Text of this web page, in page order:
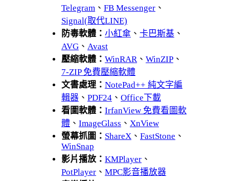
Telegram 、 FB Messenger 、
Signal(取代LINE)
防毒軟體： 小紅傘 、 卡巴斯基 、
AVG 、 Avast
壓縮軟體： WinRAR、 WinZIP 、
7-ZIP 免費壓縮軟體
文書處理： NotePad++ 純文字編
輯器 、 PDF24 、 Office下載
看圖軟體： IrfanView 免費看圖軟
體 、 ImageGlass 、 XnView
螢幕抓圖： ShareX 、 FastStone 、
WinSnap
影片播放： KMPlayer 、
PotPlayer 、 MPC影音播放器